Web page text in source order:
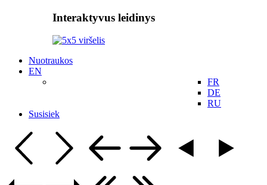
Interaktyvus leidinys
Nuotraukos
EN
FR
DE
RU
Susisiek